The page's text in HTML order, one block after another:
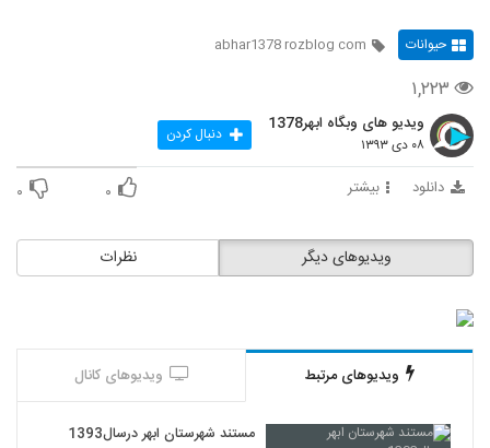
حیوانات abhar1378 rozblog com
۱,۲۲۳
ویدیو های وبگاه ابهر1378
۰۸ دی ۱۳۹۳ دنبال کردن
دانلود بیشتر ۰ ۰
نظرات ویدیوهای دیگر
ویدیوهای مرتبط ویدیوهای کانال
مستند شهرستان ابهر درسال1393